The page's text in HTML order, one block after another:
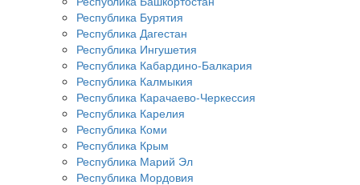
Республика Бурятия
Республика Дагестан
Республика Ингушетия
Республика Кабардино-Балкария
Республика Калмыкия
Республика Карачаево-Черкессия
Республика Карелия
Республика Коми
Республика Крым
Республика Марий Эл
Республика Мордовия